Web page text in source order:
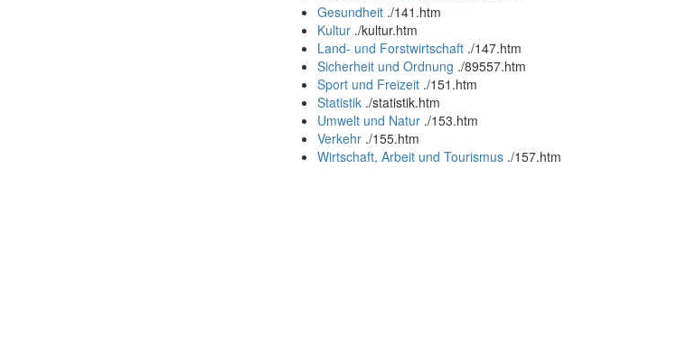
Gesundheit ./141.htm
Kultur ./kultur.htm
Land- und Forstwirtschaft ./147.htm
Sicherheit und Ordnung ./89557.htm
Sport und Freizeit ./151.htm
Statistik ./statistik.htm
Umwelt und Natur ./153.htm
Verkehr ./155.htm
Wirtschaft, Arbeit und Tourismus ./157.htm